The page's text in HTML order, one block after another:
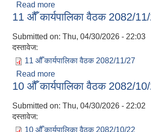
Read more
11 औँ कार्यपालिका वैठक 2082/
Submitted on: Thu, 04/30/2026 - 22:03
दस्तावेज:
11 औँ कार्यपालिका वैठक 2082/11/27
Read more
10 औँ कार्यपालिका वैठक 2082/
Submitted on: Thu, 04/30/2026 - 22:02
दस्तावेज:
10 औँ कार्यपालिका वैठक 2082/10/22